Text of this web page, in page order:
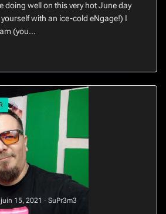
doing well on this very hot June day
with an ice-cold eNgage!) I
(you…
juin 15, 2021 · SuPr3m3